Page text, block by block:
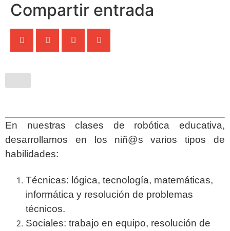
Compartir entrada
En nuestras clases de robótica educativa,
desarrollamos en los niñ@s varios tipos de
habilidades:
Técnicas: lógica, tecnología, matemáticas,
informática y resolución de problemas
técnicos.
Sociales: trabajo en equipo, resolución de